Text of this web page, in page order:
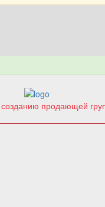
продающей